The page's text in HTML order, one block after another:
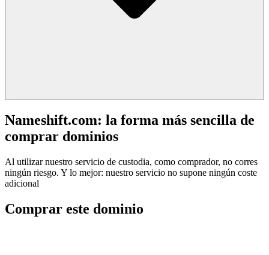
Nameshift.com: la forma más sencilla de
comprar dominios
Al utilizar nuestro servicio de custodia, como comprador, no corres
ningún riesgo. Y lo mejor: nuestro servicio no supone ningún coste
adicional
Comprar este dominio